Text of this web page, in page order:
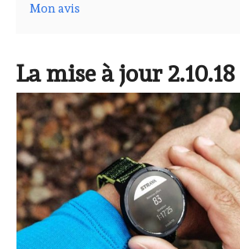
Mon avis
La mise à jour 2.10.18